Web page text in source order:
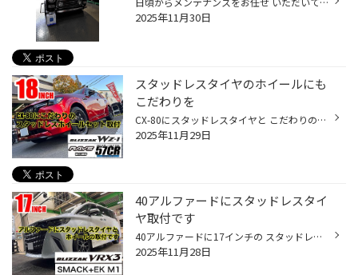
2025年11月30日
スタッドレスタイヤのホイールにも
こだわりを
CX-80にスタッドレスタイヤと こだわりのホイールをセット取付です 装着タイヤはこちら ブリザックの新商品 WZ-1 235/60R18 ホイールはこだわりの RAYS グラムライツ57CR スペックM サイズは18x7.5 50 5-114 カラーはスーパーダークガンメタ 手入れのしやすい5本スポークで ダークカラーがご希望に...
2025年11月29日
40アルファードにスタッドレスタイ
ヤ取付です
40アルファードに17インチの スタッドレスタイヤとホイールの装着です 装着タイヤホイールはこちら ブリザック VRX3 225/65R17 ホイールはエンケイプロデュース スマック+EK M1 17x7.0 36 5-120 このホイールは サイズによりアルファード専用になっており ハブセントリックでナットは純正が使用でき...
2025年11月28日